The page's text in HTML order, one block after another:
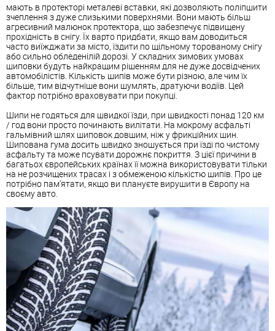
мають в протекторі металеві вставки, які дозволяють поліпшити
зчеплення з дуже слизькими поверхнями. Вони мають більш
агресивний малюнок протектора, що забезпечує підвищену
прохідність в снігу. Їх варто придбати, якщо вам доводиться
часто виїжджати за місто, їздити по щільному торованому снігу
або сильно обледенілій дорозі. У складних зимових умовах
шиповки будуть найкращим рішенням для не дуже досвідчених
автомобілістів. Кількість шипів може бути різною, але чим їх
більше, тим відчутніше вони шумлять, дратуючи водіїв. Цей
фактор потрібно враховувати при покупці.
Шипи не годяться для швидкої їзди, при швидкості понад 120 км
/ год вони просто починають вилітати. На мокрому асфальті
гальмівний шлях шиповок довшим, ніж у фрикційних шин.
Шипована гума досить швидко зношується при їзді по чистому
асфальту та може псувати дорожнє покриття. З цієї причини в
багатьох європейських країнах її можна використовувати тільки
на не розчищених трасах і з обмеженою кількістю шипів. Про це
потрібно пам'ятати, якщо ви плануєте вирушити в Європу на
своєму авто.